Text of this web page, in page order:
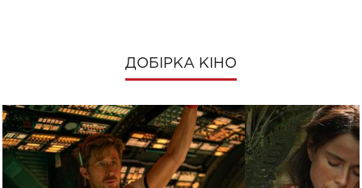
ДОБІРКА КІНО